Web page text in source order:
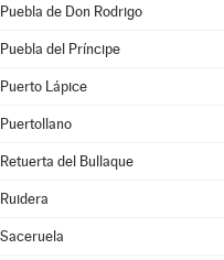
Puebla de Don Rodrigo
Puebla del Príncipe
Puerto Lápice
Puertollano
Retuerta del Bullaque
Ruidera
Saceruela